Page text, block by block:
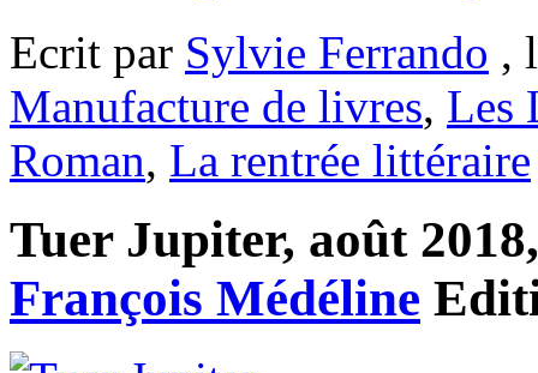
Ecrit par Sylvie Ferrando ,
Manufacture de livres, Les
Roman, La rentrée littéraire
Tuer Jupiter, août
François Médéline